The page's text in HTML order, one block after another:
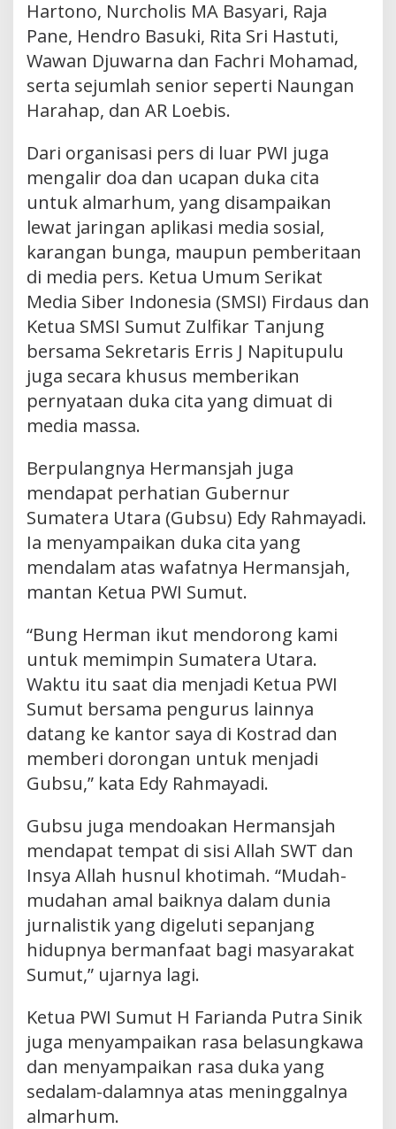
Hartono, Nurcholis MA Basyari, Raja
Pane, Hendro Basuki, Rita Sri Hastuti,
Wawan Djuwarna dan Fachri Mohamad,
serta sejumlah senior seperti Naungan
Harahap, dan AR Loebis.
Dari organisasi pers di luar PWI juga
mengalir doa dan ucapan duka cita
untuk almarhum, yang disampaikan
lewat jaringan aplikasi media sosial,
karangan bunga, maupun pemberitaan
di media pers. Ketua Umum Serikat
Media Siber Indonesia (SMSI) Firdaus dan
Ketua SMSI Sumut Zulfikar Tanjung
bersama Sekretaris Erris J Napitupulu
juga secara khusus memberikan
pernyataan duka cita yang dimuat di
media massa.
Berpulangnya Hermansjah juga
mendapat perhatian Gubernur
Sumatera Utara (Gubsu) Edy Rahmayadi.
Ia menyampaikan duka cita yang
mendalam atas wafatnya Hermansjah,
mantan Ketua PWI Sumut.
“Bung Herman ikut mendorong kami
untuk memimpin Sumatera Utara.
Waktu itu saat dia menjadi Ketua PWI
Sumut bersama pengurus lainnya
datang ke kantor saya di Kostrad dan
memberi dorongan untuk menjadi
Gubsu,” kata Edy Rahmayadi.
Gubsu juga mendoakan Hermansjah
mendapat tempat di sisi Allah SWT dan
Insya Allah husnul khotimah. “Mudah-
mudahan amal baiknya dalam dunia
jurnalistik yang digeluti sepanjang
hidupnya bermanfaat bagi masyarakat
Sumut,” ujarnya lagi.
Ketua PWI Sumut H Farianda Putra Sinik
juga menyampaikan rasa belasungkawa
dan menyampaikan rasa duka yang
sedalam-dalamnya atas meninggalnya
almarhum.